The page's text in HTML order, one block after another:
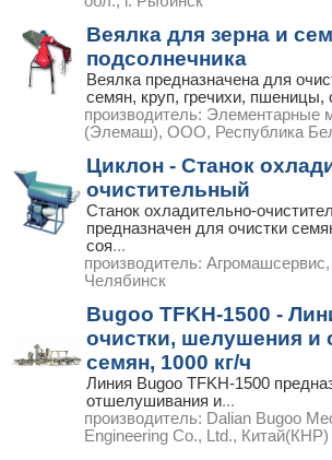
Веялка для зерна и
подсолнечника
Веялка предназначена для
семян, круп, гречихи, пшеницы,
производитель: Элементарные
(Элемаш), ООО, Республика
Циклон - Станок
очистительный
Станок охладительно-
предназначен для очистки
соя...
производитель:
Челябинск
Bugoo TFKH-1500 -
очистки, шелушения и
семян, 1000 кг/ч
Линия Bugoo TFKH-1500
отшелушивания и...
производитель: Dalian Bugoo
Engineering Co., Ltd., Китай(КНР)